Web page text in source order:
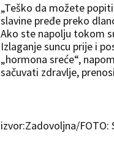
„Teško da možete
slavine pređe preko
Ako ste napolju tokom
Izlaganje suncu prije i
„hormona sreće“,
sačuvati zdravlje, prenosi
izvor:Zadovoljna/